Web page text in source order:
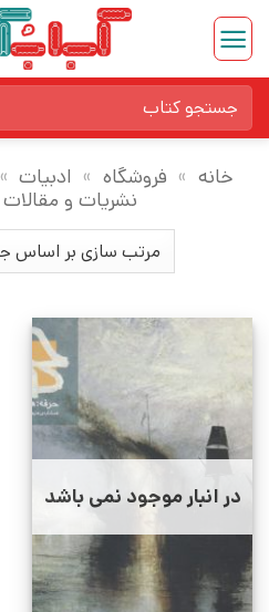
Skip
content
برای:
خانه » فروشگاه » ادبیات »
نشریات و مقالات
در انبار موجود نمی باشد